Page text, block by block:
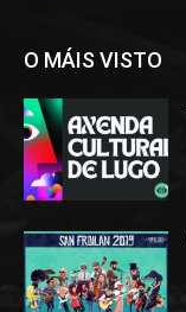
O MÁIS VISTO